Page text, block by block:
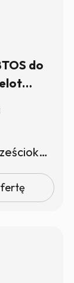
do
Sterowanie: trzpień sześciokątny